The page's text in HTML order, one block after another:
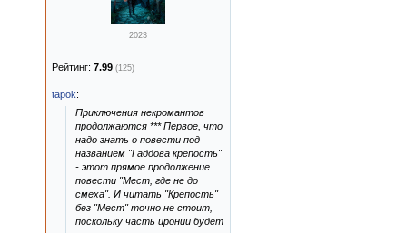
2023
Рейтинг: 7.99 (125)
tapok:
Приключения некромантов
продолжаются *** Первое, что
надо знать о повести под
названием "Гаддова крепость"
- этот прямое продолжение
повести "Мест, где не до
смеха". И читать "Крепость"
без "Мест" точно не стоит,
поскольку часть иронии будет